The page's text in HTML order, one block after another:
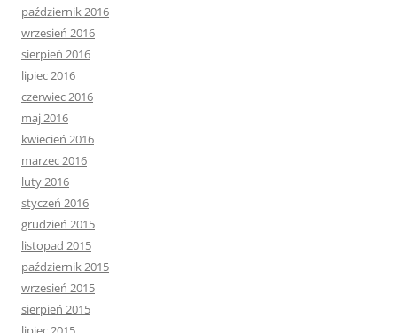
październik 2016
wrzesień 2016
sierpień 2016
lipiec 2016
czerwiec 2016
maj 2016
kwiecień 2016
marzec 2016
luty 2016
styczeń 2016
grudzień 2015
listopad 2015
październik 2015
wrzesień 2015
sierpień 2015